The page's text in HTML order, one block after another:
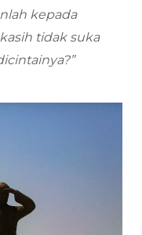
kepada
tidak suka